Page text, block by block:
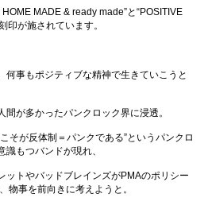
MADE & ready made”と“POSITIVE
印が施されています。
何事もポジティブな精神で生きていこうと
が多かったパンクロック界に浸透。
そが反体制＝パンクである”というパンクロ
識もつバンドが現れ、
ットやバッドブレインズがPMAのポリシー
物事を前向きに考えようと。